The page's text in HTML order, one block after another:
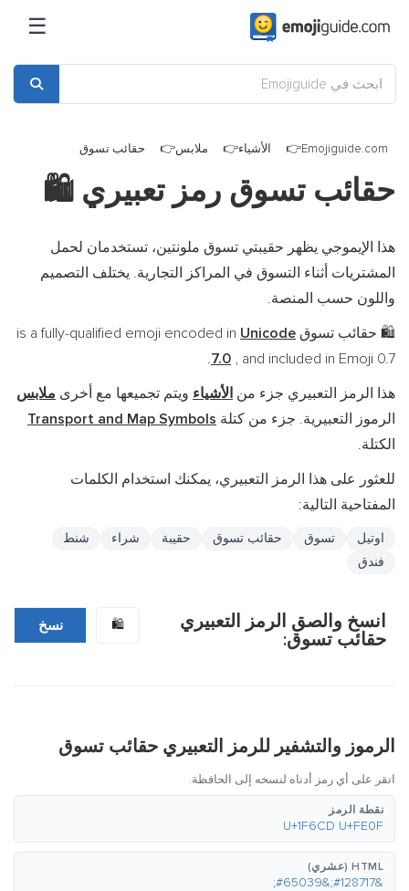
☰
Emojiguide.com الأشياء ملابس حقائب تسوق
حقائب تسوق رمز تعبيري🛍️
هذا الإيموجي يظهر حقيبتي تسوق ملونتين، تستخدمان لحمل
المشتريات أثناء التسوق في المراكز التجارية. يختلف التصميم
واللون حسب المنصة.
🛍️ حقائب تسوق is a fully-qualified emoji encoded in Unicode
7.0 , and included in Emoji 0.7.
هذا الرمز التعبيري جزء من الأشياء ويتم تجميعها مع أخرى ملابس
الرموز التعبيرية. جزء من كتلة Transport and Map Symbols
الكتلة.
للعثور على هذا الرمز التعبيري، يمكنك استخدام الكلمات
المفتاحية التالية:
اوتيل تسوق حقائب تسوق حقيبة شراء
شنط
فندق
انسخ والصق الرمز التعبيري
حقائب تسوق:
🛍️ نسخ
الرموز والتشفير للرمز التعبيري حقائب تسوق
انقر على أي رمز أدناه لنسخه إلى الحافظة.
نقطة الرمز
U+1F6CD U+FE0F
HTML (عشري)
&#128717;&#65039;